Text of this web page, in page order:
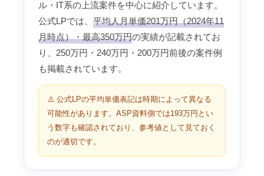
ル・IT系の上流案件を中心に紹介しています。
公式LPでは、 平均人月単価201万円（2024年11
月時点）・最高350万円の実績が記載されてお
り、250万円・240万円・200万円前後の案件例
も掲載されています。
⚠️ 公式LPの平均単価表記は時期によって異なる
可能性があります。ASP資料側では193万円とい
う数字も確認されており、参考値として見ておく
のが適切です。